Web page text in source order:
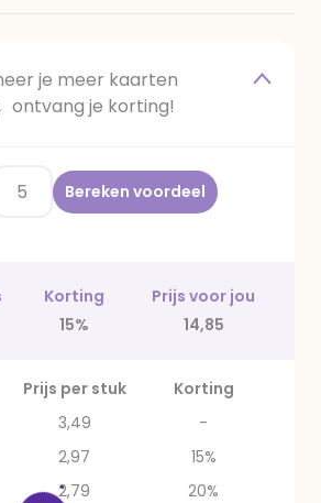
je meer kaarten
ontvang je korting!
Bereken voordeel
Korting
Prijs voor jou
15% 14,85
Prijs per stuk
Korting
3,49
-
2,97
15%
2,79
20%